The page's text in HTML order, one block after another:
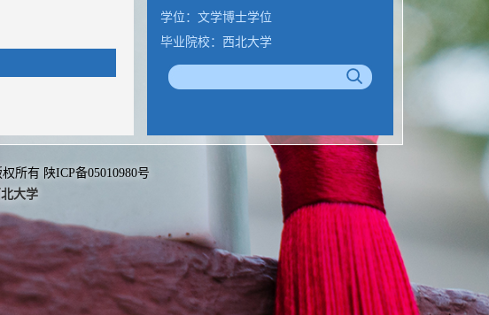
学位：文学博士学位
毕业院校：西北大学
所有 陕ICP备05010980号
大学